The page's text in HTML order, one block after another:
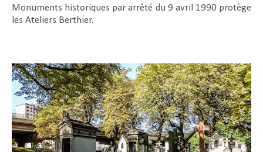
Monuments historiques par arrêté du 9 avril 1990 protège
les Ateliers Berthier.